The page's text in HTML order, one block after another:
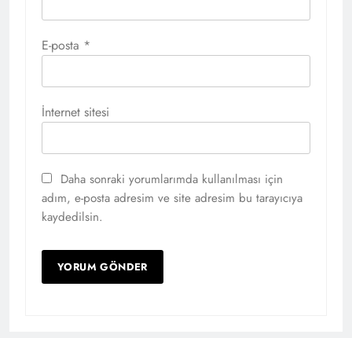
E-posta *
İnternet sitesi
Daha sonraki yorumlarımda kullanılması için
adım, e-posta adresim ve site adresim bu tarayıcıya
kaydedilsin.